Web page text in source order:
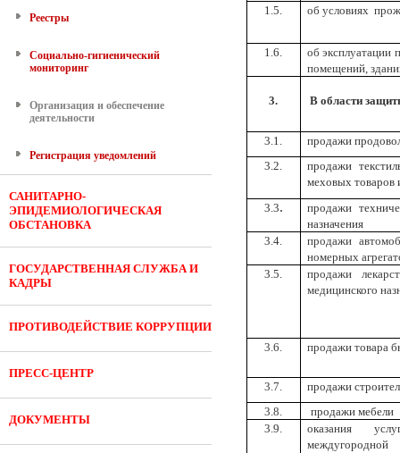
Реестры
Социально-гигиенический
мониторинг
Организация и обеспечение
деятельности
Регистрация уведомлений
САНИТАРНО-
ЭПИДЕМИОЛОГИЧЕСКАЯ
ОБСТАНОВКА
ГОСУДАРСТВЕННАЯ СЛУЖБА И
КАДРЫ
ПРОТИВОДЕЙСТВИЕ КОРРУПЦИИ
ПРЕСС-ЦЕНТР
ДОКУМЕНТЫ
1.5.
об условиях
1.6.
об эксплуатации
помещений,
3. В области
3.1.
продажи
3.2.
продажи
меховых товаров
3.3.
продажи
назначения
3.4.
продажи
номерных
3.5.
продажи
медицинского
3.6. продажи товара
3.7.
продажи
3.8.
продажи мебели
3.9.
оказания